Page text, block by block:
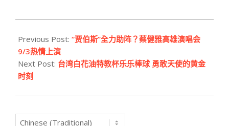
08-
30
Previous Post: “贾伯斯”全力助阵？蔡健雅高雄演唱会
9/3热情上演
Next Post: 台湾白花油特教杯乐乐棒球 勇敢天使的黄金
时刻